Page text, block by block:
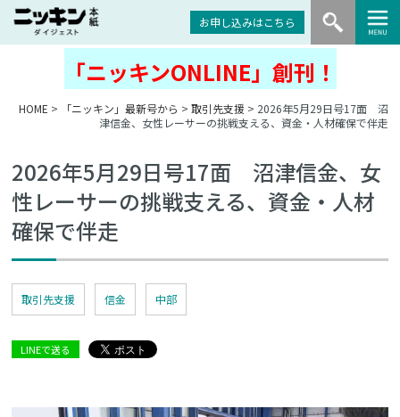
お申し込みはこちら
「ニッキンONLINE」創刊！
HOME > 「ニッキン」最新号から > 取引先支援 > 2026年5月29日号17面 沼
津信金、女性レーサーの挑戦支える、資金・人材確保で伴走
2026年5月29日号17面 沼津信金、女
性レーサーの挑戦支える、資金・人材
確保で伴走
取引先支援 信金 中部
LINEで送る